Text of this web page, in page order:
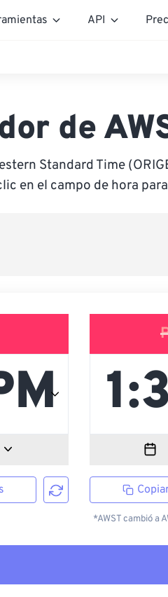
API
de
Standard Time
en el campo de hora
*AWST cambió a